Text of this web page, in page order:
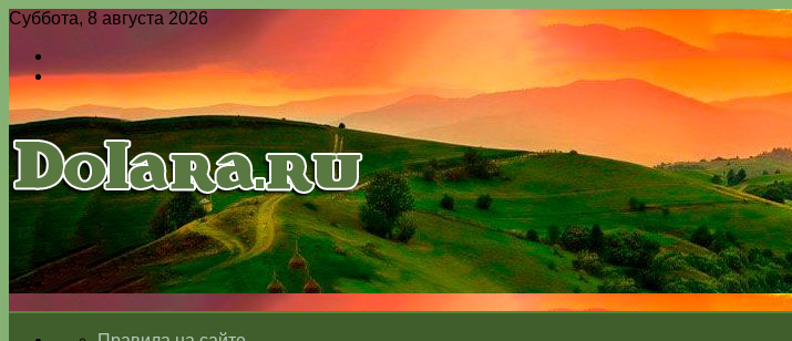
Суббота, 8 августа 2026
Switch
skin
Меню
Switch